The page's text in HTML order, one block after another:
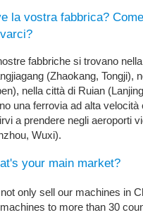
la vostra fabbrica?
fabbriche si trovano
(Zhaokang, Tongji),
nella città di Ruian
una ferrovia ad alta
a prendere negli aeroporti
Wuxi).
your main market?
only sell our machines in
to more than 30